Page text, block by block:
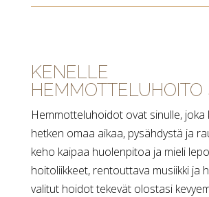
KENELLE
HEMMOTTELUHOITO
Hemmotteluhoidot ovat sinulle, joka
hetken omaa aikaa, pysähdystä ja
keho kaipaa huolenpitoa ja mieli
hoitoliikkeet, rentouttava musiikki ja
valitut hoidot tekevät olostasi